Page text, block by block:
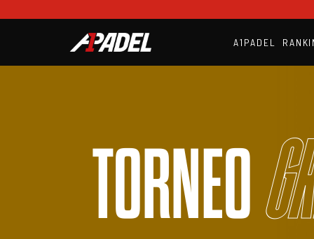
A1PADEL
TORNEO